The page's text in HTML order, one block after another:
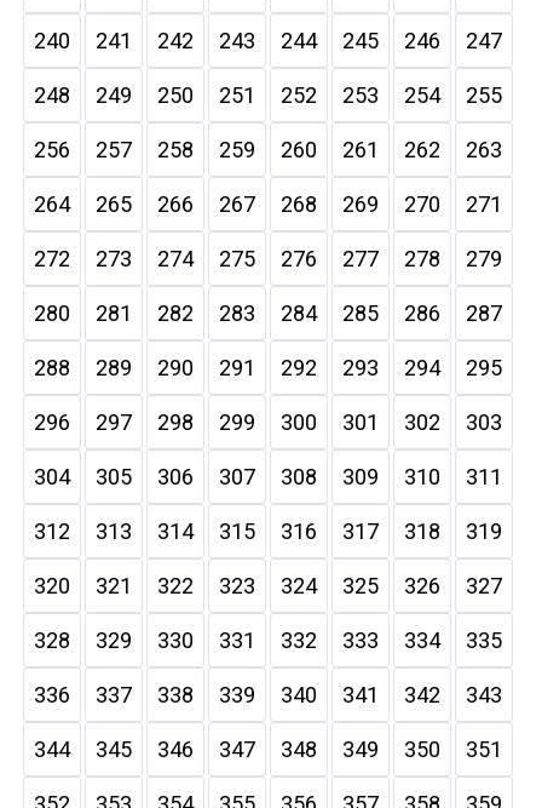
240 241 242 243 244 245 246 247
248 249 250 251 252 253 254 255
256 257 258 259 260 261 262 263
264 265 266 267 268 269 270 271
272 273 274 275 276 277 278 279
280 281 282 283 284 285 286 287
288 289 290 291 292 293 294 295
296 297 298 299 300 301 302 303
304 305 306 307 308 309 310 311
312 313 314 315 316 317 318 319
320 321 322 323 324 325 326 327
328 329 330 331 332 333 334 335
336 337 338 339 340 341 342 343
344 345 346 347 348 349 350 351